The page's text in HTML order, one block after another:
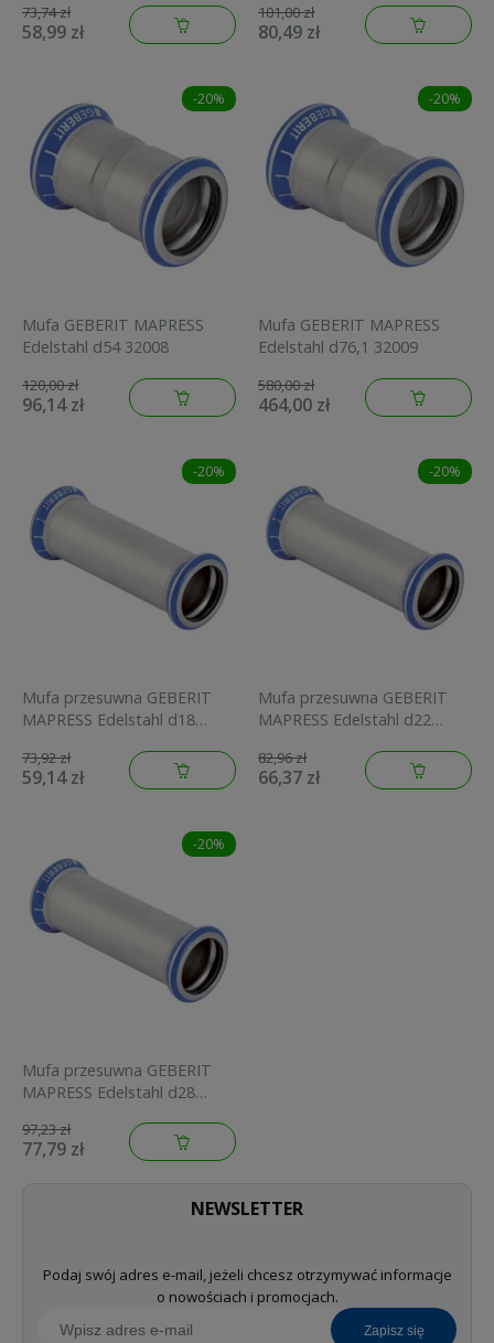
73,74 zł
58,99 zł
101,00 zł
80,49 zł
-20%
Mufa GEBERIT MAPRESS
Edelstahl d54 32008
120,00 zł
96,14 zł
-20%
Mufa GEBERIT MAPRESS
Edelstahl d76,1 32009
580,00 zł
464,00 zł
-20%
Mufa przesuwna GEBERIT
MAPRESS Edelstahl d18
73,92 zł
59,14 zł
-20%
Mufa przesuwna GEBERIT
MAPRESS Edelstahl d22
82,96 zł
66,37 zł
-20%
Mufa przesuwna GEBERIT
MAPRESS Edelstahl d28
97,23 zł
77,79 zł
NEWSLETTER
Podaj swój adres e-mail, jeżeli chcesz otrzymywać informacje
o nowościach i promocjach.
zapisz się